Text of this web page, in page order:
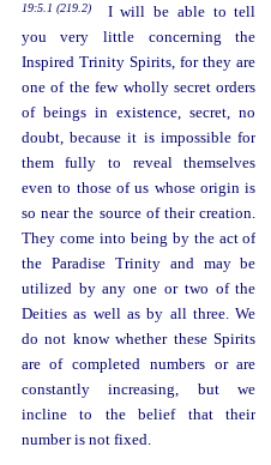
19:5.1 (219.2)
I will be able to tell
you very little concerning the
Inspired Trinity Spirits, for they are
one of the few wholly secret orders
of beings in existence, secret, no
doubt, because it is impossible for
them fully to reveal themselves
even to those of us whose origin is
so near the source of their creation.
They come into being by the act of
the Paradise Trinity and may be
utilized by any one or two of the
Deities as well as by all three. We
do not know whether these Spirits
are of completed numbers or are
constantly increasing, but we
incline to the belief that their
number is not fixed.